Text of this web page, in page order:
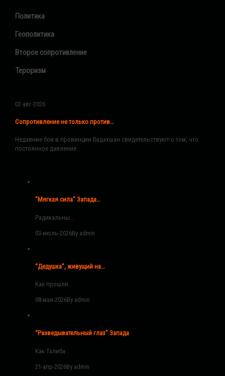
Политика
Геополитика
Второе сопротивление
Тероризм
02-авг-2026
Сопротивление не только против…
Недавние бои в провинции Бадахшан свидетельствуют о том, что
постоянное давление
"Мягкая сила" Запада…
Радикальны…
03-июль-2026By admin
“Дедушка”, живущий на…
Как прошли…
08-мая-2026By admin
“Разведывательный глаз” Запада
Как Талиба…
21-апр-2026By admin